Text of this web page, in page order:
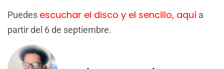
Puedes escuchar el disco y el sencillo, aquí a
partir del 6 de septiembre.